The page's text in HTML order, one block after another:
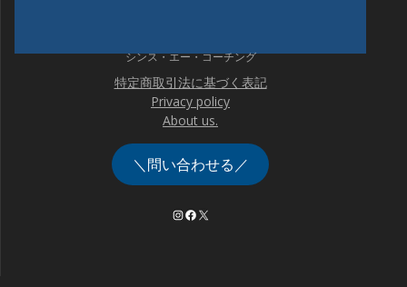
シンス・エー・コーチング
特定商取引法に基づく表記
Privacy policy
About us.
＼問い合わせる／
Instagram
Facebook
X